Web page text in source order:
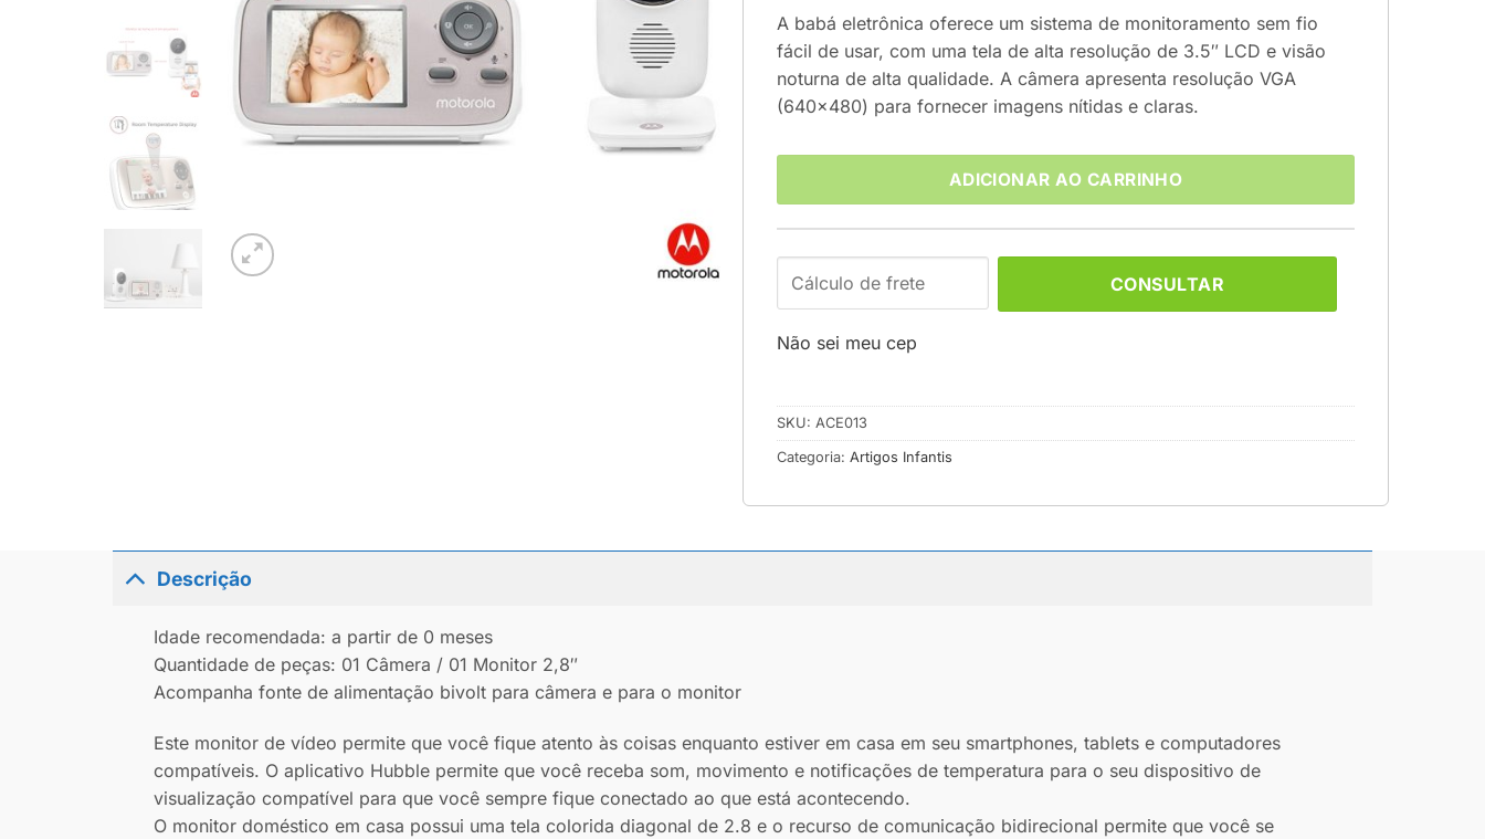
A babá eletrônica oferece um sistema de monitoramento sem fio
fácil de usar, com uma tela de alta resolução de 3.5″ LCD e visão
noturna de alta qualidade. A câmera apresenta resolução VGA
(640×480) para fornecer imagens nítidas e claras.
ADICIONAR AO CARRINHO
CONSULTAR
Não sei meu cep
SKU: ACE013
Categoria: Artigos Infantis
Descrição
Idade recomendada: a partir de 0 meses
Quantidade de peças: 01 Câmera / 01 Monitor 2,8″
Acompanha fonte de alimentação bivolt para câmera e para o monitor
Este monitor de vídeo permite que você fique atento às coisas enquanto estiver em casa em seu smartphones, tablets e computadores
compatíveis. O aplicativo Hubble permite que você receba som, movimento e notificações de temperatura para o seu dispositivo de
visualização compatível para que você sempre fique conectado ao que está acontecendo.
O monitor doméstico em casa possui uma tela colorida diagonal de 2.8 e o recurso de comunicação bidirecional permite que você se